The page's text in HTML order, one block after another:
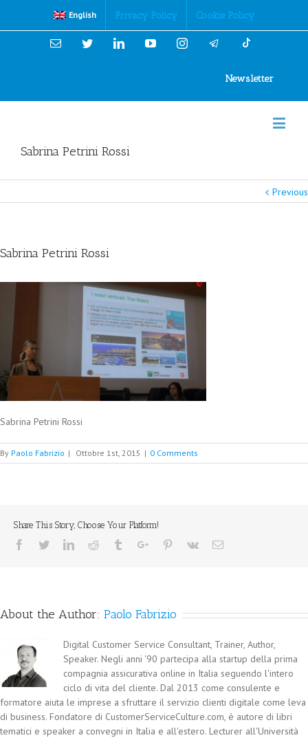
English Privacy Policy Cookie Policy
Email TwitterLinkedinYouTubeInstagram
Newsletter
Sabrina Petrini Rossi
Previous
Sabrina Petrini Rossi
Sabrina Petrini Rossi
By Paolo Fabrizio | Ottobre 1st, 2015 | 0 Comments
Share This Story, Choose Your Platform!
Facebook
TwitterLinkedinReddit TumblrGoogle+Pinterest
Vk Email
About the Author: Paolo Fabrizio
Digital Customer Service Consultant, Trainer, Author,
Speaker. Negli anni '90 partecipa alla startup della prima
compagnia assicurativa online in Italia seguendo l'intero
ciclo di vita del cliente. Dal 2013 come consulente e
formatore aiuta le imprese a sfruttare il servizio clienti digitale come leva
di business. Fondatore di CustomerServiceCulture.com, è autore di libri
tematici e speaker a convegni in Italia e all'estero. Lecturer all'Università
Cookies Policy